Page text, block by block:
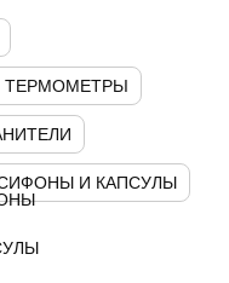
И КАПСУЛЫ